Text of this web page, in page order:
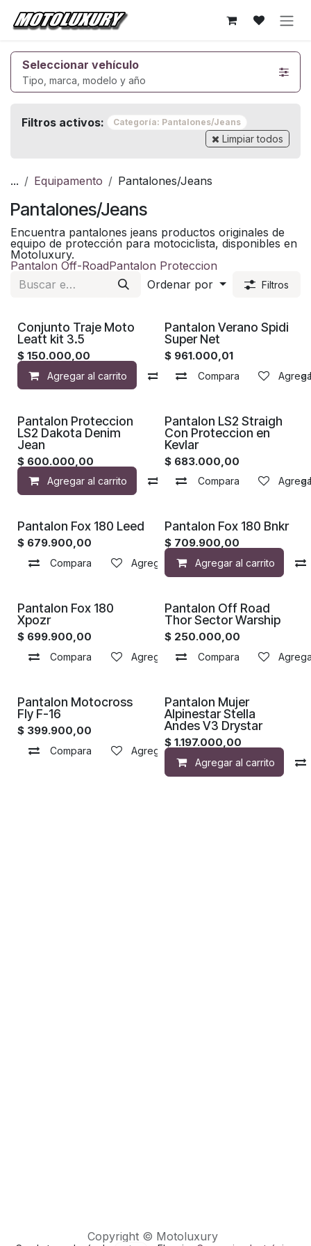
Ir al contenido
Seleccionar vehículo
Tipo, marca, modelo y año
Filtros activos: Categoría: Pantalones/Jeans
Limpiar todos
... Equipamento Pantalones/Jeans
Pantalones/Jeans
Encuentra pantalones jeans productos originales de
equipo de protección para motociclista, disponibles en
Motoluxury.
Pantalon Off-RoadPantalon Proteccion
Ordenar por
Filtros
Conjunto Traje Moto
Leatt kit 3.5
$ 150.000,00
Agregar al carrito Compara Agregar a
Pantalon Verano Spidi
Super Net
$ 961.000,01
Compara
Pantalon Proteccion
LS2 Dakota Denim
Jean
$ 600.000,00
Agregar al carrito Compara Agregar a
Pantalon LS2 Straigh
Con Proteccion en
Kevlar
$ 683.000,00
Compara
Pantalon Fox 180 Leed
$ 679.900,00
Compara Agregar a la lista de deseos
Pantalon Fox 180 Bnkr
$ 709.900,00
Agregar al carrito
Pantalon Fox 180
Xpozr
$ 699.900,00
Compara Agregar a la lista de deseos
Pantalon Off Road
Thor Sector Warship
$ 250.000,00
Compara
Pantalon Motocross
Fly F-16
$ 399.900,00
Compara Agregar a la lista de deseos
Pantalon Mujer
Alpinestar Stella
Andes V3 Drystar
$1.197.000,00
Agregar al carrito
Copyright © Motoluxury